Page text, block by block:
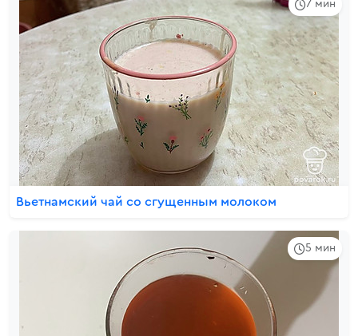
7 мин
Вьетнамский чай со сгущенным молоком
5 мин